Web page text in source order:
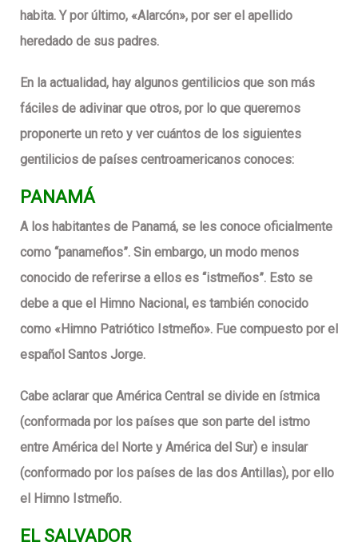
habita. Y por último, «Alarcón», por ser el apellido
heredado de sus padres.
En la actualidad, hay algunos gentilicios que son más
fáciles de adivinar que otros, por lo que queremos
proponerte un reto y ver cuántos de los siguientes
gentilicios de países centroamericanos conoces:
PANAMÁ
A los habitantes de Panamá, se les conoce oficialmente
como “panameños”. Sin embargo, un modo menos
conocido de referirse a ellos es “istmeños”. Esto se
debe a que el Himno Nacional, es también conocido
como «Himno Patriótico Istmeño». Fue compuesto por el
español Santos Jorge.
Cabe aclarar que América Central se divide en ístmica
(conformada por los países que son parte del istmo
entre América del Norte y América del Sur) e insular
(conformado por los países de las dos Antillas), por ello
el Himno Istmeño.
EL SALVADOR